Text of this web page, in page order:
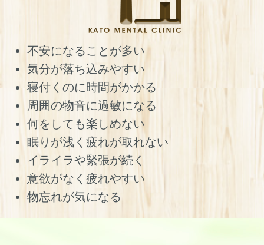
不安になることが多い
気分が落ち込みやすい
寝付くのに時間がかかる
周囲の物音に過敏になる
何をしても楽しめない
眠りが浅く疲れが取れない
イライラや緊張が続く
意欲がなく疲れやすい
物忘れが気になる